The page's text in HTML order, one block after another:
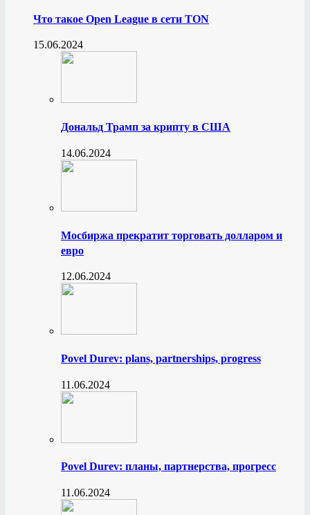
Что такое Open League в сети TON
15.06.2024
Дональд Трамп за крипту в США
14.06.2024
Мосбиржа прекратит торговать долларом и
евро
12.06.2024
Povel Durev: plans, partnerships, progress
11.06.2024
Povel Durev: планы, партнерства, прогресс
11.06.2024